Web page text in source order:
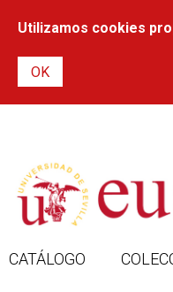
Utilizamos cookies
CATÁLOGO